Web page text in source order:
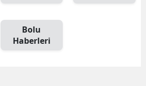
Bolu
Haberleri